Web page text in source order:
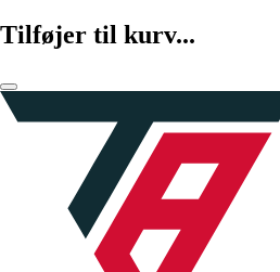
Tilføjer til kurv...